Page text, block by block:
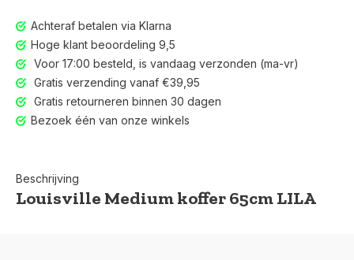
Achteraf betalen via Klarna
Hoge klant beoordeling 9,5
Voor 17:00 besteld, is vandaag verzonden (ma-vr)
Gratis verzending vanaf €39,95
Gratis retourneren binnen 30 dagen
Bezoek één van onze winkels
Beschrijving
Louisville Medium koffer 65cm LILA